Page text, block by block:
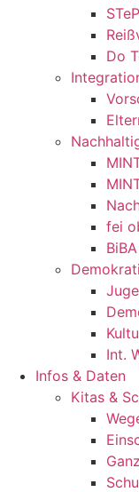
Do
fei
Int.
Infos & Daten
Kitas &